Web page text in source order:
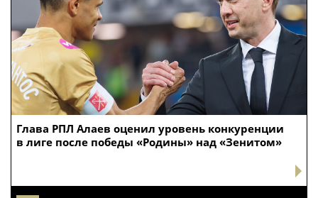
Глава РПЛ Алаев оценил уровень конкуренции
в лиге после победы «Родины» над «Зенитом»